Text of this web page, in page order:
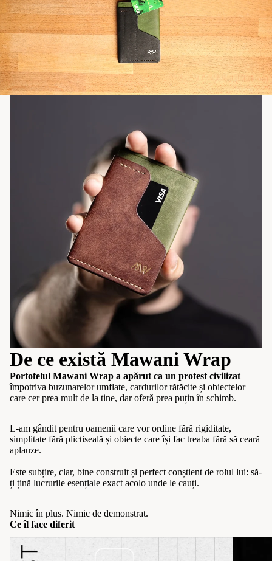
De ce există Mawani Wrap
Portofelul Mawani Wrap a apărut ca un protest civilizat
împotriva buzunarelor umflate, cardurilor rătăcite și obiectelor
care cer prea mult de la tine, dar oferă prea puțin în schimb.
L-am gândit pentru oamenii care vor ordine fără rigiditate,
simplitate fără plictiseală și obiecte care își fac treaba fără să ceară
aplauze.
Este subțire, clar, bine construit și perfect conștient de rolul lui: să-
ți țină lucrurile esențiale exact acolo unde le cauți.
Nimic în plus. Nimic de demonstrat.
Ce îl face diferit